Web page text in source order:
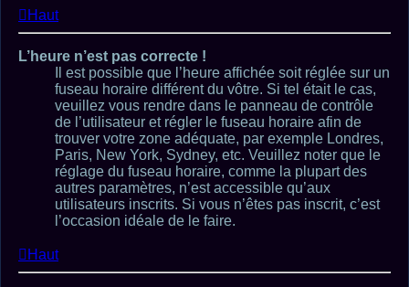
Haut
L’heure n’est pas correcte !
Il est possible que l’heure affichée soit réglée sur un
fuseau horaire différent du vôtre. Si tel était le cas,
veuillez vous rendre dans le panneau de contrôle
de l’utilisateur et régler le fuseau horaire afin de
trouver votre zone adéquate, par exemple Londres,
Paris, New York, Sydney, etc. Veuillez noter que le
réglage du fuseau horaire, comme la plupart des
autres paramètres, n’est accessible qu’aux
utilisateurs inscrits. Si vous n’êtes pas inscrit, c’est
l’occasion idéale de le faire.
Haut